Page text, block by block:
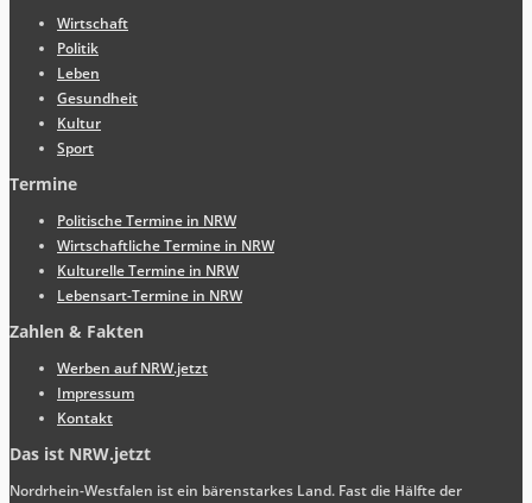
Wirtschaft
Politik
Leben
Gesundheit
Kultur
Sport
Termine
Politische Termine in NRW
Wirtschaftliche Termine in NRW
Kulturelle Termine in NRW
Lebensart-Termine in NRW
Zahlen & Fakten
Werben auf NRW.jetzt
Impressum
Kontakt
Das ist NRW.jetzt
Nordrhein-Westfalen ist ein bärenstarkes Land. Fast die Hälfte der